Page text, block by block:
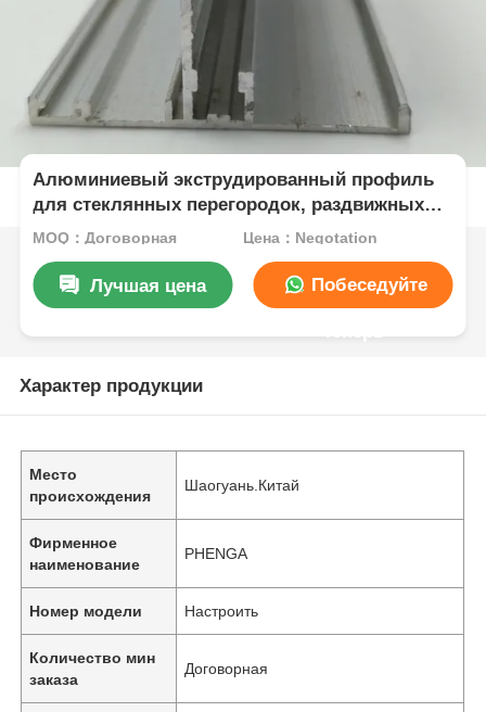
Алюминиевый экструдированный профиль
для стеклянных перегородок, раздвижных
дверей, ультратонкий алюминиевый
MOQ：Договорная Цена：Negotation
Лучшая цена Побеседуйте
Характер продукции
Место
происхождения
Шаогуань.Китай
Фирменное
наименование
PHENGA
Номер модели Настроить
Количество мин
заказа
Договорная